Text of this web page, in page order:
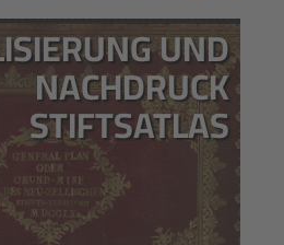
UND
NACHDRUCK
STIFTSATLAS